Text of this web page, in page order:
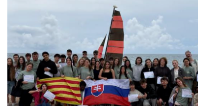
SKUPINOVÁ MOBILITA
„PRÚDY, KTORÉ NÁS SPÁJAJÚ“
– španielska časť